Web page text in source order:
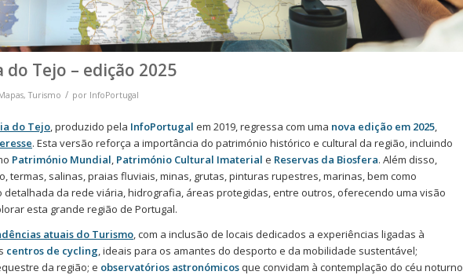
Tejo – edição 2025
,Turismo / por InfoPortugal
do Tejo , produzido pela InfoPortugal em 2019, regressa com uma nova edição em 2025
. Esta versão reforça a importância do património histórico e cultural da região, incluindo
Património Mundial Património Cultural Imaterial e Reservas da Biosfera. Além disso,
termas, salinas, praias fluviais, minas, grutas, pinturas rupestres, marinas, bem como
da rede viária, hidrografia, áreas protegidas, entre outros, oferecendo uma visão
esta grande região de Portugal.
atuais do Turismo, com a inclusão de locais dedicados a experiências ligadas à
centros de cycling, ideais para os amantes do desporto e da mobilidade sustentável;
da região; e observatórios astronómicosque convidam à contemplação do céu noturno